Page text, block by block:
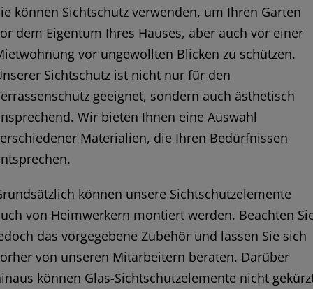
können Sichtschutz verwenden, um Ihren Garten
dem Eigentum Ihres Hauses, aber auch vor einer
vor ungewollten Blicken zu schützen.
Sichtschutz ist nicht nur für den
geeignet, sondern auch ästhetisch
Wir bieten Ihnen eine Auswahl
Materialien, die Ihren Bedürfnissen
können unsere Sichtschutzelemente
von Heimwerkern montiert werden. Beachten
das vorgegebene Zubehör und lassen Sie sich
von unseren Mitarbeitern beraten. Darüber
können Glas-Sichtschutzelemente nicht